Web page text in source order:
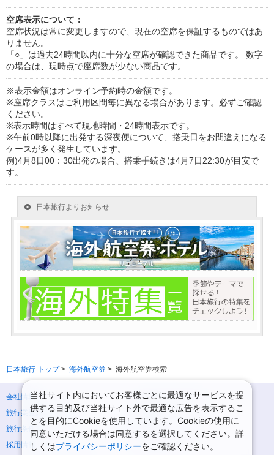
空席表示について：
空席状況は常に変更しますので、現在の空席を保証するものではあ
りません。
「○」は過去24時間以内に十分な空席が確認できた商品です。 数字
の場合は、現時点で座席数が少ない商品です。
※表示金額はオンライン予約時の金額です。
※座席クラスはご利用区間毎に異なる場合があります。必ずご確認
ください。
※表示時間はすべて現地時間・24時間表示です。
※午前0時以降に出発する深夜便について、搭乗日をお間違えになる
ケースが多く発生しています。
例)4月8日00：30出発の場合、搭乗手続きは4月7日22:30が目安で
す。
日本旅行 トップ> 海外航空券 > 海外航空券検索
会社情報
プライバシーポリシー
旅行業登録票・約款
規約集
旅行条件書
ニュースリリース
採用情報
サイトマップ
当社サイト内においてお客様ごとに最適なサービスを提
供する目的及び当社サイト外で最適な広告を表示するこ
とを目的にCookieを使用しています。Cookieの使用に
同意いただける場合は同意するを選択してください。詳
しくはプライバシーポリシーをご確認ください。